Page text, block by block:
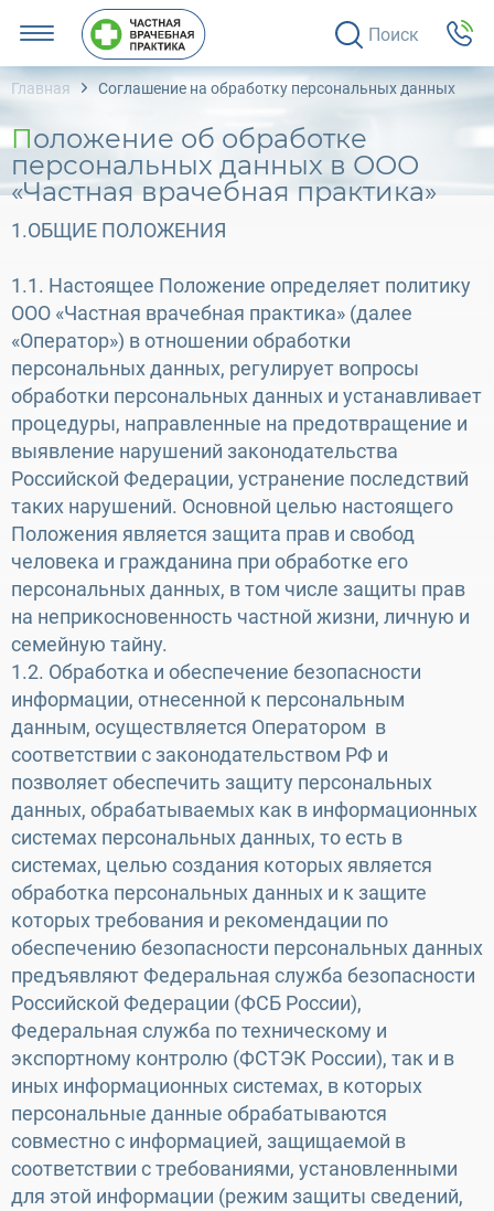
Поиск
Главная Соглашение на обработку персональных данных
Положение об обработке
персональных данных в ООО
«Частная врачебная практика»
1.ОБЩИЕ ПОЛОЖЕНИЯ
1.1. Настоящее Положение определяет политику
ООО «Частная врачебная практика» (далее
«Оператор») в отношении обработки
персональных данных, регулирует вопросы
обработки персональных данных и устанавливает
процедуры, направленные на предотвращение и
выявление нарушений законодательства
Российской Федерации, устранение последствий
таких нарушений. Основной целью настоящего
Положения является защита прав и свобод
человека и гражданина при обработке его
персональных данных, в том числе защиты прав
на неприкосновенность частной жизни, личную и
семейную тайну.
1.2. Обработка и обеспечение безопасности
информации, отнесенной к персональным
данным, осуществляется Оператором в
соответствии с законодательством РФ и
позволяет обеспечить защиту персональных
данных, обрабатываемых как в информационных
системах персональных данных, то есть в
системах, целью создания которых является
обработка персональных данных и к защите
которых требования и рекомендации по
обеспечению безопасности персональных данных
предъявляют Федеральная служба безопасности
Российской Федерации (ФСБ России),
Федеральная служба по техническому и
экспортному контролю (ФСТЭК России), так и в
иных информационных системах, в которых
персональные данные обрабатываются
совместно с информацией, защищаемой в
соответствии с требованиями, установленными
для этой информации (режим защиты сведений,